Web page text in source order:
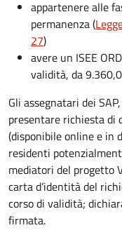
appartenere alle
permanenza (
27)
avere un ISEE
validità, da
Gli assegnatari dei
presentare richiesta di
(disponibile online e in
residenti
mediatori del progetto
carta d’identità del
corso di validità;
firmata.